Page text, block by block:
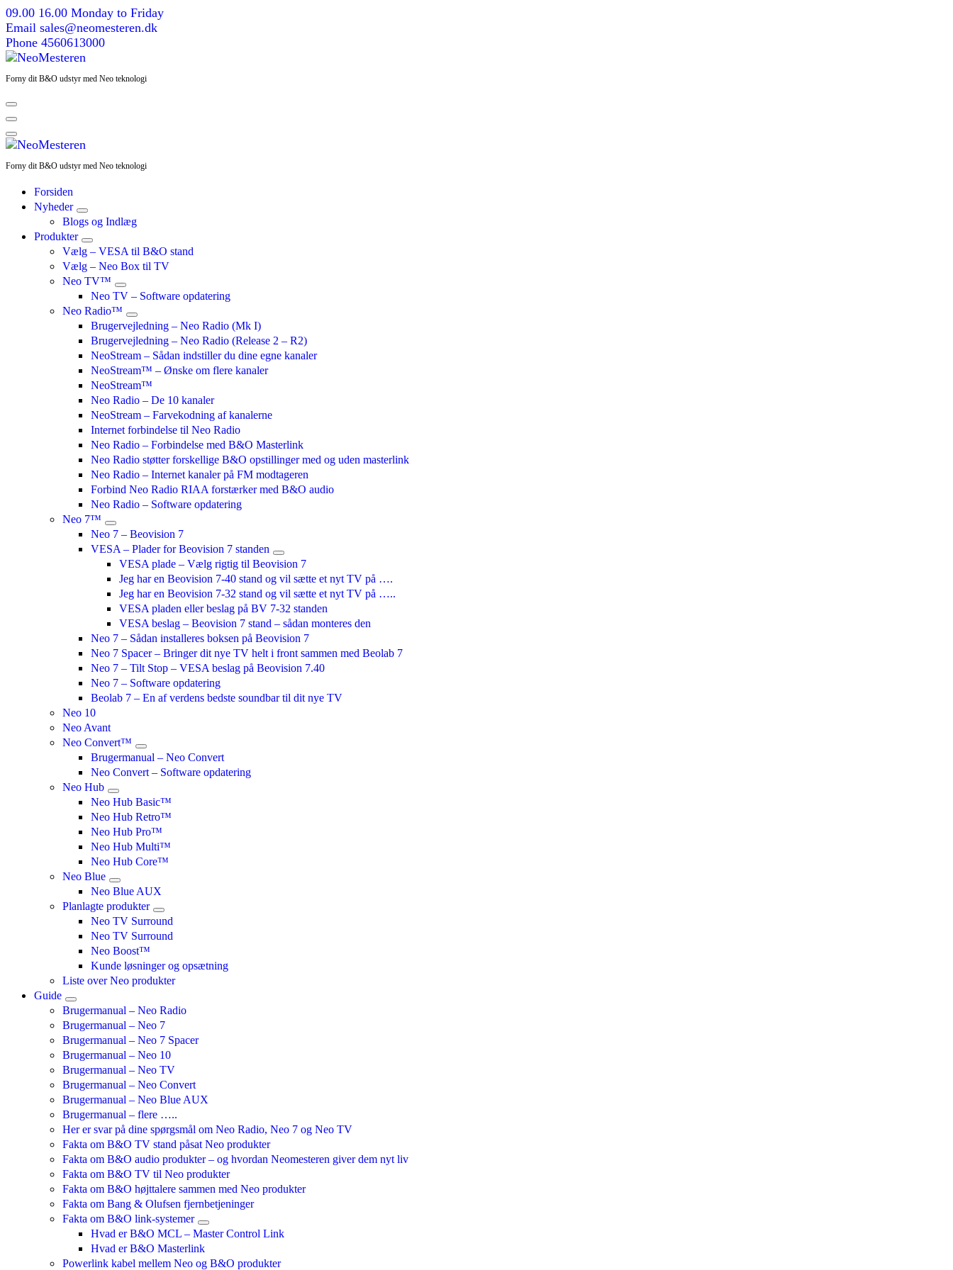
Skip
to
content
09.00 16.00 Monday to Friday
Email sales@neomesteren.dk
Phone 4560613000
Forny dit B&O udstyr med Neo teknologi
Forny dit B&O udstyr med Neo teknologi
Forsiden
Nyheder
Blogs og Indlæg
Produkter
Vælg – VESA til B&O stand
Vælg – Neo Box til TV
Neo TV™
Neo TV – Software opdatering
Neo Radio™
Brugervejledning – Neo Radio (Mk I)
Brugervejledning – Neo Radio (Release 2 – R2)
NeoStream – Sådan indstiller du dine egne kanaler
NeoStream™ – Ønske om flere kanaler
NeoStream™
Neo Radio – De 10 kanaler
NeoStream – Farvekodning af kanalerne
Internet forbindelse til Neo Radio
Neo Radio – Forbindelse med B&O Masterlink
Neo Radio støtter forskellige B&O opstillinger med og uden masterlink
Neo Radio – Internet kanaler på FM modtageren
Forbind Neo Radio RIAA forstærker med B&O audio
Neo Radio – Software opdatering
Neo 7™
Neo 7 – Beovision 7
VESA – Plader for Beovision 7 standen
VESA plade – Vælg rigtig til Beovision 7
Jeg har en Beovision 7-40 stand og vil sætte et nyt TV på ….
Jeg har en Beovision 7-32 stand og vil sætte et nyt TV på …..
VESA pladen eller beslag på BV 7-32 standen
VESA beslag – Beovision 7 stand – sådan monteres den
Neo 7 – Sådan installeres boksen på Beovision 7
Neo 7 Spacer – Bringer dit nye TV helt i front sammen med Beolab 7
Neo 7 – Tilt Stop – VESA beslag på Beovision 7.40
Neo 7 – Software opdatering
Beolab 7 – En af verdens bedste soundbar til dit nye TV
Neo 10
Neo Avant
Neo Convert™
Brugermanual – Neo Convert
Neo Convert – Software opdatering
Neo Hub
Neo Hub Basic™
Neo Hub Retro™
Neo Hub Pro™
Neo Hub Multi™
Neo Hub Core™
Neo Blue
Neo Blue AUX
Planlagte produkter
Neo TV Surround
Neo TV Surround
Neo Boost™
Kunde løsninger og opsætning
Liste over Neo produkter
Guide
Brugermanual – Neo Radio
Brugermanual – Neo 7
Brugermanual – Neo 7 Spacer
Brugermanual – Neo 10
Brugermanual – Neo TV
Brugermanual – Neo Convert
Brugermanual – Neo Blue AUX
Brugermanual – flere …..
Her er svar på dine spørgsmål om Neo Radio, Neo 7 og Neo TV
Fakta om B&O TV stand påsat Neo produkter
Fakta om B&O audio produkter – og hvordan Neomesteren giver dem nyt liv
Fakta om B&O TV til Neo produkter
Fakta om B&O højttalere sammen med Neo produkter
Fakta om Bang & Olufsen fjernbetjeninger
Fakta om B&O link-systemer
Hvad er B&O MCL – Master Control Link
Hvad er B&O Masterlink
Powerlink kabel mellem Neo og B&O produkter